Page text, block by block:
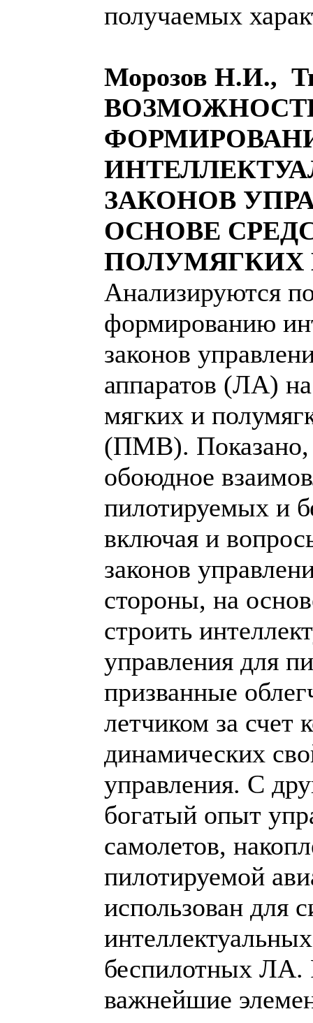
получаемых
Морозов Н.И.,
ЗАКОНОВ
ОСНОВЕ
Анализируются
формированию
законов
аппаратов (ЛА)
мягких и
(ПМВ). Показано,
обоюдное
пилотируемых и
включая и
законов
стороны, на
строить
управления для
призванные
летчиком за счет
динамических
управления. С
богатый опыт
самолетов,
пилотируемой
использован для
беспилотных ЛА.
важнейшие